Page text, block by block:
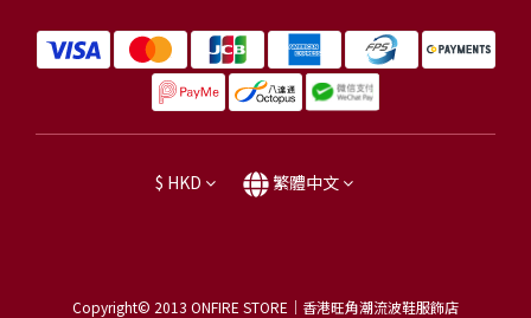
$ HKD 繁體中文
Copyright© 2013 ONFIRE STORE｜香港旺角潮流波鞋服飾店